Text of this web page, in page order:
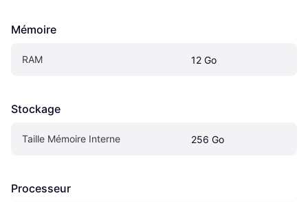
Mémoire
RAM 12 Go
Stockage
Taille Mémoire Interne 256 Go
Processeur